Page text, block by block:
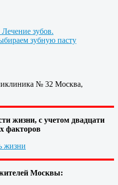
зубов.
зубную пасту
№ 32 Москва,
жизни, с учетом двадцати
факторов
Москвы: